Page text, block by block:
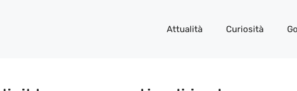
Attualità Curiosità